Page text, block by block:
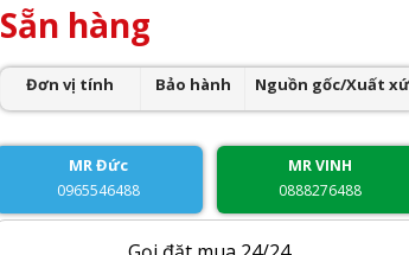
Sẵn hàng
Đơn vị tính Bảo hành Nguồn gốc/Xuất xứ
MR Đức
0965546488
MR VINH
0888276488